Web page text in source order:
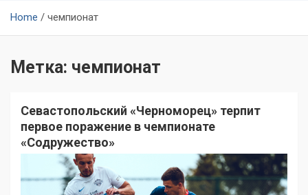
Home чемпионат
Метка: чемпионат
Севастопольский «Черноморец» терпит
первое поражение в чемпионате
«Содружество»